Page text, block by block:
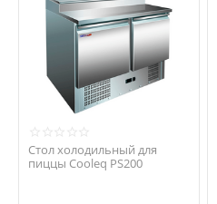
Стол холодильный для
пиццы Cooleq PS200